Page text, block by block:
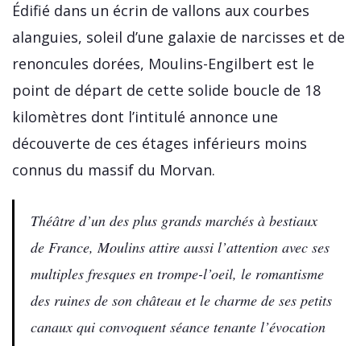
Édifié dans un écrin de vallons aux courbes
alanguies, soleil d’une galaxie de narcisses et de
renoncules dorées, Moulins-Engilbert est le
point de départ de cette solide boucle de 18
kilomètres dont l’intitulé annonce une
découverte de ces étages inférieurs moins
connus du massif du Morvan.
Théâtre d’un des plus grands marchés à bestiaux
de France, Moulins attire aussi l’attention avec ses
multiples fresques en trompe-l’oeil, le romantisme
des ruines de son château et le charme de ses petits
canaux qui convoquent séance tenante l’évocation